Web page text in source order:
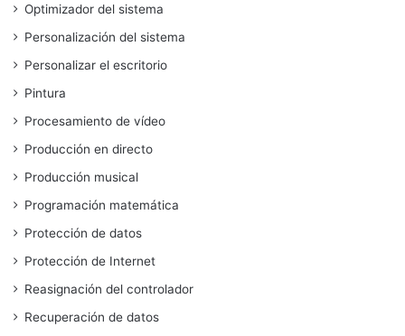
Optimizador del sistema
Personalización del sistema
Personalizar el escritorio
Pintura
Procesamiento de vídeo
Producción en directo
Producción musical
Programación matemática
Protección de datos
Protección de Internet
Reasignación del controlador
Recuperación de datos